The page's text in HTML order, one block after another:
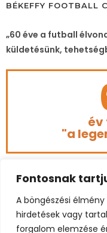
Fontosnak
A böngészési
hirdetések vagy
forgalom elemzése
BÉKEFFY FOOTBALL
„60 éve a futball
küldetésünk,
"a